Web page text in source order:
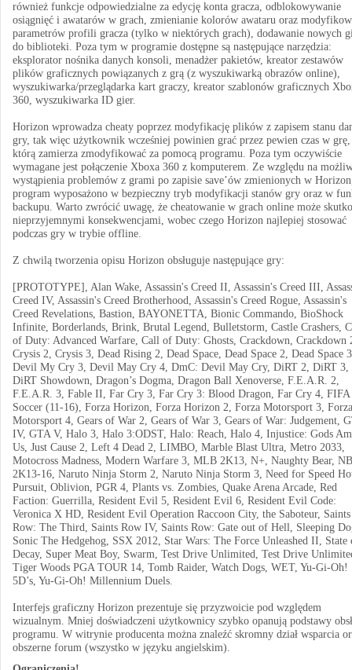
również funkcje odpowiedzialne za edycję konta gracza, odblokowywanie
osiągnięć i awatarów w grach, zmienianie kolorów awataru oraz
parametrów profili gracza (tylko w niektórych grach), dodawanie nowych
do biblioteki. Poza tym w programie dostępne są następujące narzędzia:
eksplorator nośnika danych konsoli, menadżer pakietów, kreator zestawów
plików graficznych powiązanych z grą (z wyszukiwarką obrazów online),
wyszukiwarka/przeglądarka kart graczy, kreator szablonów graficznych
360, wyszukiwarka ID gier.
Horizon wprowadza cheaty poprzez modyfikację plików z zapisem stanu
gry, tak więc użytkownik wcześniej powinien grać przez pewien czas w grę,
którą zamierza zmodyfikować za pomocą programu. Poza tym oczywiście
wymagane jest połączenie Xboxa 360 z komputerem. Ze względu na
wystąpienia problemów z grami po zapisie save’ów zmienionych w
program wyposażono w bezpieczny tryb modyfikacji stanów gry oraz w
backupu. Warto zwrócić uwagę, że cheatowanie w grach online może
nieprzyjemnymi konsekwencjami, wobec czego Horizon najlepiej stosować
podczas gry w trybie offline.
Z chwilą tworzenia opisu Horizon obsługuje następujące gry:
[PROTOTYPE], Alan Wake, Assassin's Creed II, Assassin's Creed III,
Creed IV, Assassin's Creed Brotherhood, Assassin's Creed Rogue, Assassin's
Creed Revelations, Bastion, BAYONETTA, Bionic Commando, BioShock
Infinite, Borderlands, Brink, Brutal Legend, Bulletstorm, Castle Crashers,
of Duty: Advanced Warfare, Call of Duty: Ghosts, Crackdown, Crackdown
Crysis 2, Crysis 3, Dead Rising 2, Dead Space, Dead Space 2, Dead Space 3
Devil My Cry 3, Devil May Cry 4, DmC: Devil May Cry, DiRT 2, DiRT 3,
DiRT Showdown, Dragon’s Dogma, Dragon Ball Xenoverse, F.E.A.R. 2,
F.E.A.R. 3, Fable II, Far Cry 3, Far Cry 3: Blood Dragon, Far Cry 4, FIFA
Soccer (11-16), Forza Horizon, Forza Horizon 2, Forza Motorsport 3, Forza
Motorsport 4, Gears of War 2, Gears of War 3, Gears of War: Judgement,
IV, GTA V, Halo 3, Halo 3:ODST, Halo: Reach, Halo 4, Injustice: Gods
Us, Just Cause 2, Left 4 Dead 2, LIMBO, Marble Blast Ultra, Metro 2033,
Motocross Madness, Modern Warfare 3, MLB 2K13, N+, Naughty Bear,
2K13-16, Naruto Ninja Storm 2, Naruto Ninja Storm 3, Need for Speed
Pursuit, Oblivion, PGR 4, Plants vs. Zombies, Quake Arena Arcade, Red
Faction: Guerrilla, Resident Evil 5, Resident Evil 6, Resident Evil Code:
Veronica X HD, Resident Evil Operation Raccoon City, the Saboteur, Saints
Row: The Third, Saints Row IV, Saints Row: Gate out of Hell, Sleeping
Sonic The Hedgehog, SSX 2012, Star Wars: The Force Unleashed II, State
Decay, Super Meat Boy, Swarm, Test Drive Unlimited, Test Drive
Tiger Woods PGA TOUR 14, Tomb Raider, Watch Dogs, WET, Yu-Gi-Oh!
5D’s, Yu-Gi-Oh! Millennium Duels.
Interfejs graficzny Horizon prezentuje się przyzwoicie pod względem
wizualnym. Mniej doświadczeni użytkownicy szybko opanują podstawy
programu. W witrynie producenta można znaleźć skromny dział wsparcia
obszerne forum (wszystko w języku angielskim).